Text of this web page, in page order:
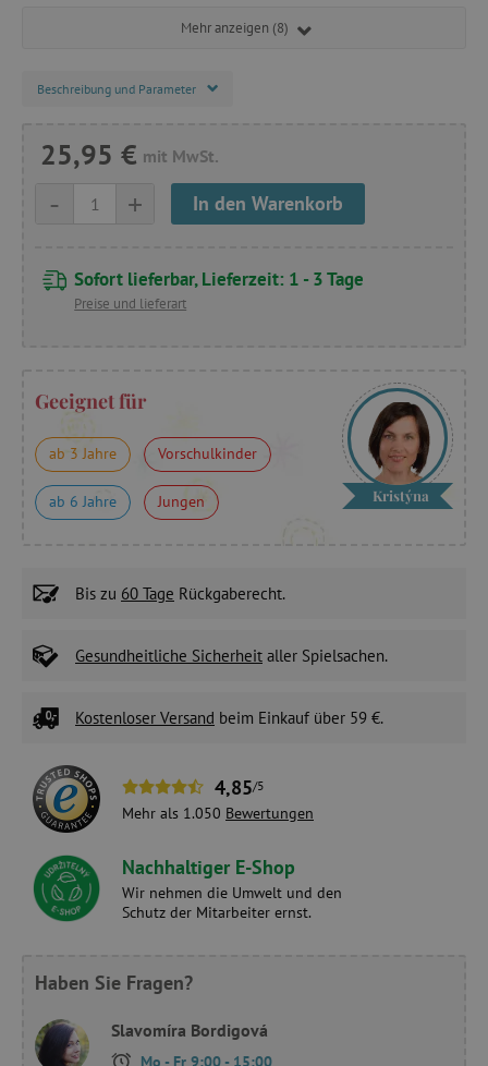
Mehr anzeigen (8)
Beschreibung und Parameter
25,95 € mit MwSt.
+
- In den Warenkorb
Sofort lieferbar, Lieferzeit: 1 - 3 Tage
Preise und lieferart
Geeignet für
ab 3 Jahre Vorschulkinder
ab 6 Jahre Jungen Kristýna
Bis zu 60 Tage Rückgaberecht.
Gesundheitliche Sicherheit aller Spielsachen.
Kostenloser Versand beim Einkauf über 59 €.
4,85/5
Mehr als 1.050 Bewertungen
Nachhaltiger E-Shop
Wir nehmen die Umwelt und den
Schutz der Mitarbeiter ernst.
Haben Sie Fragen?
Slavomíra Bordigová
Mo - Fr 9:00 - 15:00